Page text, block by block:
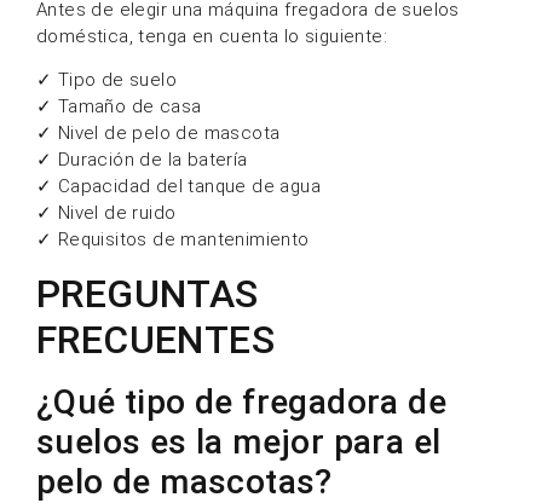
Antes de elegir una máquina fregadora de suelos
doméstica, tenga en cuenta lo siguiente:
✓ Tipo de suelo
✓ Tamaño de casa
✓ Nivel de pelo de mascota
✓ Duración de la batería
✓ Capacidad del tanque de agua
✓ Nivel de ruido
✓ Requisitos de mantenimiento
PREGUNTAS
FRECUENTES
¿Qué tipo de fregadora de
suelos es la mejor para el
pelo de mascotas?